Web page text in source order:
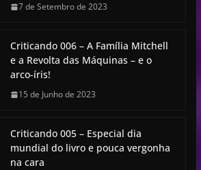
7 de Setembro de 2023
Criticando 006 – A Família Mitchell
e a Revolta das Máquinas – e o
arco-íris!
15 de Junho de 2023
Criticando 005 – Especial dia
mundial do livro e pouca vergonha
na cara